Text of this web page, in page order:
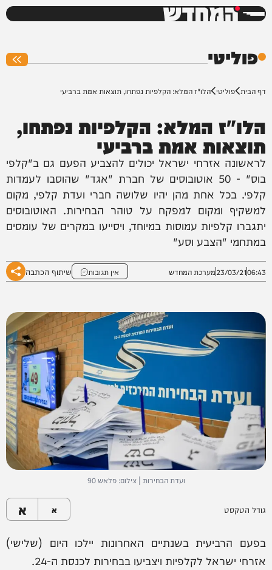
המחדש
פוליטי
דף הבית פוליטי הלו"ז המלא: הקלפיות נפתחו, תוצאות אמת ברביעי
הלו"ז המלא: הקלפיות נפתחו,
תוצאות אמת ברביעי
לראשונה אזרחי ישראל יכולים להצביע הפעם גם ב"קלפי
בוס" - 50 אוטובוסים של חברת "אגד" שהוסבו לעמדות
קלפי. בכל אחת מהן יהיו שלושה חברי ועדת קלפי, מקום
למשקיף ומקום למפקח על טוהר הבחירות. האוטובוסים
יתגברו קלפיות עמוסות במיוחד, ויסייעו במקרים של עומסים
במתחמי "הצבע וסע"
06:43
23/03/21מערכת המחדש אין תגובות שיתוף הכתבה
ועדת הבחירות | צילום: פלאש 90
גודל הטקסט א א
בפעם הרביעית בשנתיים האחרונות יילכו היום (שלישי)
אזרחי ישראל לקלפיות ויצביעו בבחירות לכנסת ה-24.